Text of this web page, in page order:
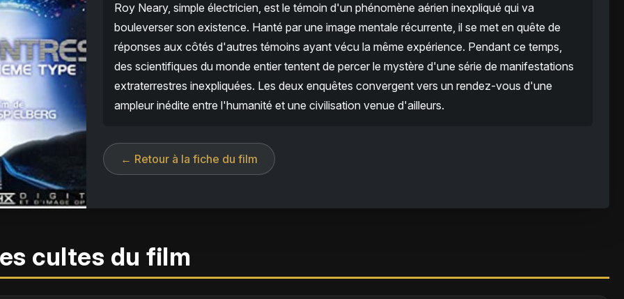
Roy Neary, simple électricien, est le témoin d'un phénomène aérien inexpliqué qui va
bouleverser son existence. Hanté par une image mentale récurrente, il se met en quête de
réponses aux côtés d'autres témoins ayant vécu la même expérience. Pendant ce temps,
des scientifiques du monde entier tentent de percer le mystère d'une série de manifestations
extraterrestres inexpliquées. Les deux enquêtes convergent vers un rendez-vous d'une
ampleur inédite entre l'humanité et une civilisation venue d'ailleurs.
← Retour à la fiche du film
cultes du film